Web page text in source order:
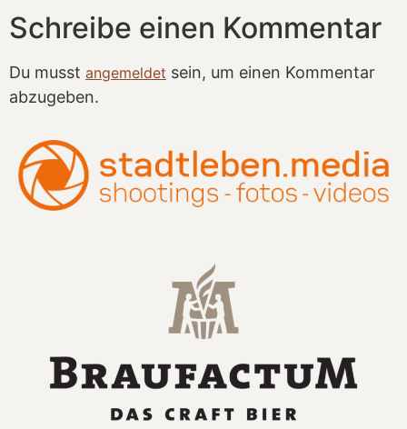
Schreibe einen Kommentar
Du musst angemeldet sein, um einen Kommentar
abzugeben.